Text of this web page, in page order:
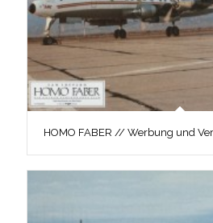
HOMO FABER // Werbung und